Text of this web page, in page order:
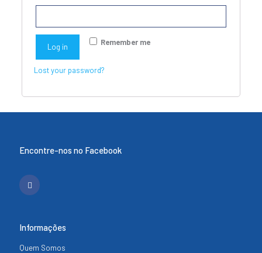
Remember me
Log in
Lost your password?
Encontre-nos no Facebook
Informações
Quem Somos